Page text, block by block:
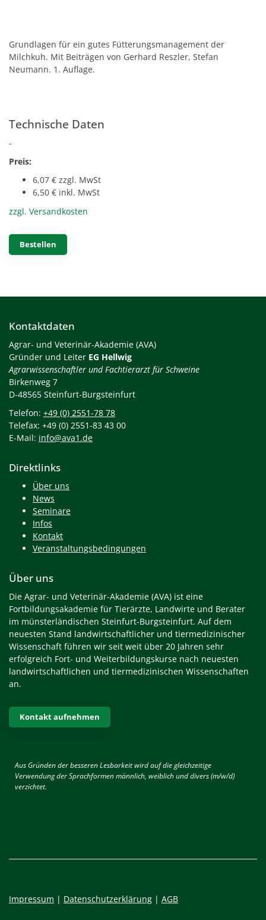
Grundlagen für ein gutes Fütterungsmanagement der
Milchkuh. Mit Beiträgen von Gerhard Reszler, Stefan
Neumann. 1. Auflage.
Technische Daten
-
Preis:
6,07 € zzgl. MwSt
6,50 € inkl. MwSt
zzgl. Versandkosten
Bestellen
Kontaktdaten
Agrar- und Veterinär-Akademie (AVA)
Gründer und Leiter EG Hellwig
Agrarwissenschaftler und Fachtierarzt für Schweine
Birkenweg 7
D-48565 Steinfurt-Burgsteinfurt
Telefon: +49 (0) 2551-78 78
Telefax: +49 (0) 2551-83 43 00
E-Mail: info@ava1.de
Direktlinks
Über uns
News
Seminare
Infos
Kontakt
Veranstaltungsbedingungen
Über uns
Die Agrar- und Veterinär-Akademie (AVA) ist eine
Fortbildungsakademie für Tierärzte, Landwirte und Berater
im münsterländischen Steinfurt-Burgsteinfurt. Auf dem
neuesten Stand landwirtschaftlicher und tiermedizinischer
Wissenschaft führen wir seit weit über 20 Jahren sehr
erfolgreich Fort- und Weiterbildungskurse nach neuesten
landwirtschaftlichen und tiermedizinischen Wissenschaften
an.
Kontakt aufnehmen
Aus Gründen der besseren Lesbarkeit wird auf die gleichzeitige
Verwendung der Sprachformen männlich, weiblich und divers (m/w/d)
verzichtet.
Impressum | Datenschutzerklärung | AGB